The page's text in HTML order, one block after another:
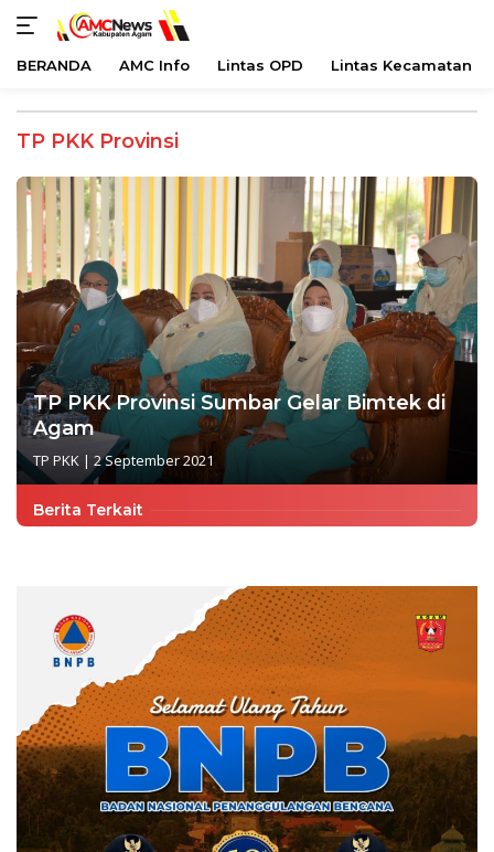
konten
BERANDA AMC Info Lintas OPD Lintas Kecamatan
TP PKK Provinsi
TP PKK Provinsi Sumbar Gelar Bimtek di
Agam
TP PKK | 2 September 2021
Berita Terkait